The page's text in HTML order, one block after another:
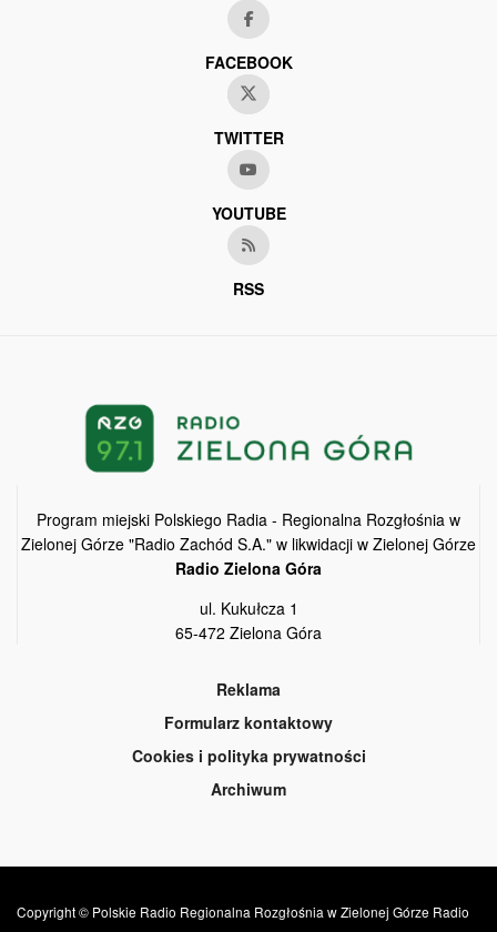
FACEBOOK
TWITTER
YOUTUBE
RSS
Program miejski Polskiego Radia - Regionalna Rozgłośnia w
Zielonej Górze "Radio Zachód S.A." w likwidacji w Zielonej Górze
Radio Zielona Góra
ul. Kukułcza 1
65-472 Zielona Góra
Reklama
Formularz kontaktowy
Cookies i polityka prywatności
Archiwum
Copyright © Polskie Radio Regionalna Rozgłośnia w Zielonej Górze Radio